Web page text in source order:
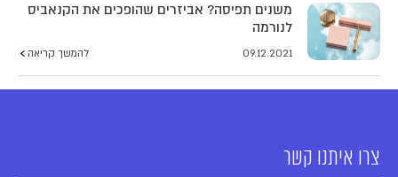
משנים תפיסה? אביזרים שהופכים את הקנאביס
לנורמה
09.12.2021 להמשך קריאה
צרו איתנו קשר